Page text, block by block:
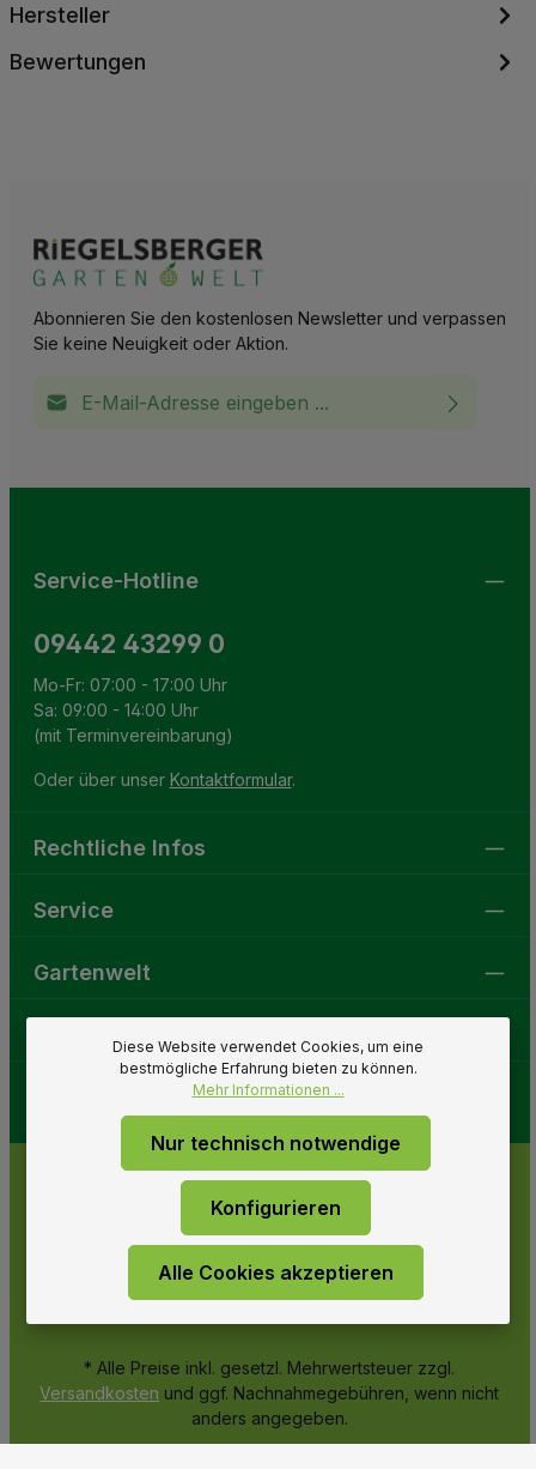
Hersteller
Bewertungen
Abonnieren Sie den kostenlosen Newsletter und verpassen
Sie keine Neuigkeit oder Aktion.
Service-Hotline
09442 43299 0
Mo-Fr: 07:00 - 17:00 Uhr
Sa: 09:00 - 14:00 Uhr
(mit Terminvereinbarung)
Oder über unser Kontaktformular.
Rechtliche Infos
Service
Gartenwelt
* Alle Preise inkl. gesetzl. Mehrwertsteuer zzgl.
Versandkosten und ggf. Nachnahmegebühren, wenn nicht
anders angegeben.
Diese Website verwendet Cookies, um eine
bestmögliche Erfahrung bieten zu können.
Mehr Informationen ...
Nur technisch notwendige
Konfigurieren
Alle Cookies akzeptieren